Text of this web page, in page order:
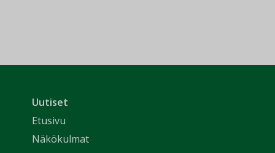
Uutiset
Etusivu
Näkökulmat